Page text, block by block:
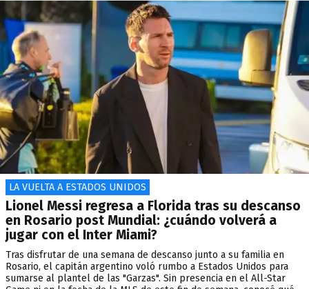
LA VUELTA A ESTADOS UNIDOS
Lionel Messi regresa a Florida tras su descanso
en Rosario post Mundial: ¿cuándo volverá a
jugar con el Inter Miami?
Tras disfrutar de una semana de descanso junto a su familia en
Rosario, el capitán argentino voló rumbo a Estados Unidos para
sumarse al plantel de las "Garzas". Sin presencia en el All-Star